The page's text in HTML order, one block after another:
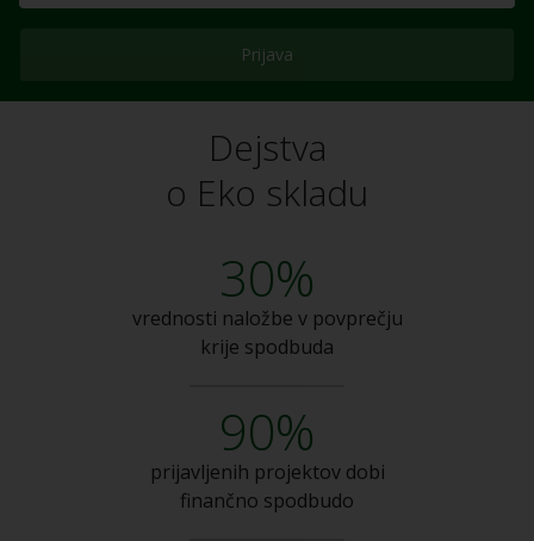
Prijava
Dejstva
o Eko skladu
30%
vrednosti naložbe v povprečju
krije spodbuda
90%
prijavljenih projektov dobi
finančno spodbudo